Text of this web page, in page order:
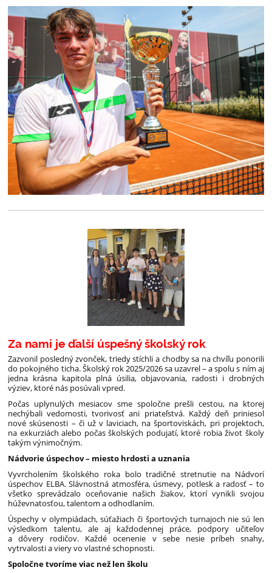
Za nami je ďalší úspešný školský rok
Zazvonil posledný zvonček, triedy stíchli a chodby sa na chvíľu ponorili
do pokojného ticha. Školský rok 2025/2026 sa uzavrel – a spolu s ním aj
jedna krásna kapitola plná úsilia, objavovania, radosti i drobných
výziev, ktoré nás posúvali vpred.
Počas uplynulých mesiacov sme spoločne prešli cestou, na ktorej
nechýbali vedomosti, tvorivosť ani priateľstvá. Každý deň priniesol
nové skúsenosti – či už v laviciach, na športoviskách, pri projektoch,
na exkurziách alebo počas školských podujatí, ktoré robia život školy
takým výnimočným.
Nádvorie úspechov – miesto hrdosti a uznania
Vyvrcholením školského roka bolo tradičné stretnutie na Nádvorí
úspechov ELBA. Slávnostná atmosféra, úsmevy, potlesk a radosť – to
všetko sprevádzalo oceňovanie našich žiakov, ktorí vynikli svojou
húževnatosťou, talentom a odhodlaním.
Úspechy v olympiádach, súťažiach či športových turnajoch nie sú len
výsledkom talentu, ale aj každodennej práce, podpory učiteľov
a dôvery rodičov. Každé ocenenie v sebe nesie príbeh snahy,
vytrvalosti a viery vo vlastné schopnosti.
Spoločne tvoríme viac než len školu